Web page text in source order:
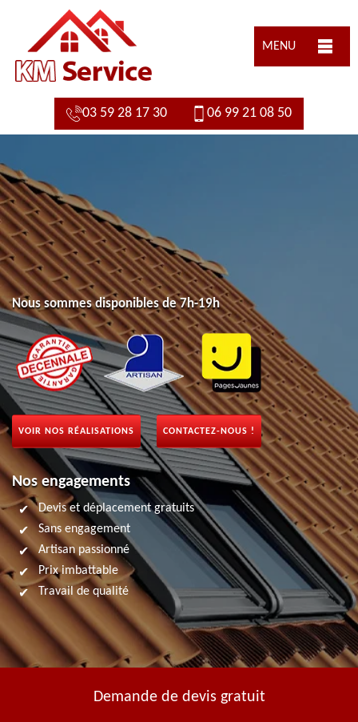
MENU
03 59 28 17 30 06 99 21 08 50
Nous sommes disponibles de 7h-19h
VOIR NOS RÉALISATIONS CONTACTEZ-NOUS !
Nos engagements
Devis et déplacement gratuits
Sans engagement
Artisan passionné
Prix imbattable
Travail de qualité
Demande de devis gratuit